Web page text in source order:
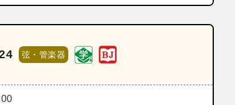
弦・管楽器